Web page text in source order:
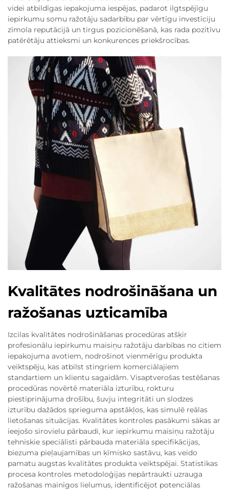
videi atbildīgas iepakojuma iespējas, padarot ilgtspējīgu
iepirkumu somu ražotāju sadarbību par vērtīgu investīciju
zīmola reputācijā un tirgus pozicionēšanā, kas rada pozitīvu
patērētāju attieksmi un konkurences priekšrocības.
Kvalitātes nodrošināšana un
ražošanas uzticamība
Izcilas kvalitātes nodrošināšanas procedūras atšķir
profesionālu iepirkumu maisiņu ražotāju darbības no citiem
iepakojuma avotiem, nodrošinot vienmērīgu produkta
veiktspēju, kas atbilst stingriem komerciālajiem
standartiem un klientu sagaidām. Visaptverošas testēšanas
procedūras novērtē materiāla izturību, rokturu
piestiprinājuma drošību, šuvju integritāti un slodzes
izturību dažādos sprieguma apstākļos, kas simulē reālas
lietošanas situācijas. Kvalitātes kontroles pasākumi sākas ar
ieejošo sirovielu pārbaudi, kur iepirkumu maisiņu ražotāju
tehniskie speciālisti pārbauda materiāla specifikācijas,
biezuma pieļaujamības un ķīmisko sastāvu, kas veido
pamatu augstas kvalitātes produkta veiktspējai. Statistikas
procesa kontroles metodoloģijas nepārtraukti uzrauga
ražošanas mainīgos lielumus, identificējot potenciālas